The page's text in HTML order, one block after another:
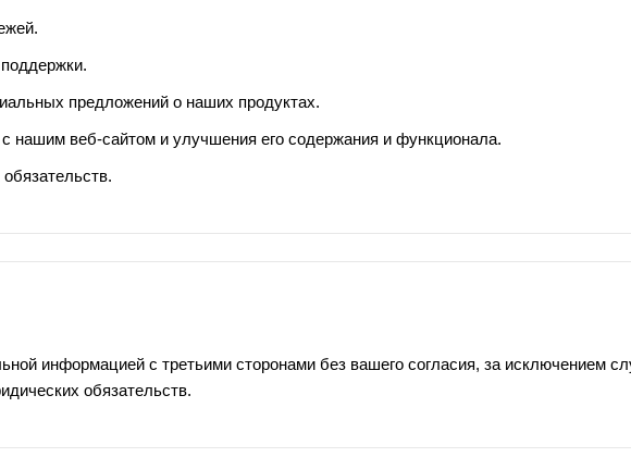
предложений о наших продуктах.
нашим веб-сайтом и улучшения его содержания и функционала.
информацией с третьими сторонами без вашего согласия, за исключением
обязательств.